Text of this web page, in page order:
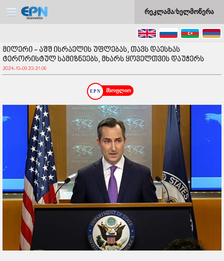
რეკლამა/ხელმოწერა
მილერი - აშშ ისრაელის უფლებას, თავს დაესხას
ტერორისტულ სამიზნეებს, მხარს ყოველთვის დაუჭერს
2024-10-09 23:21:06
მსოფლიო